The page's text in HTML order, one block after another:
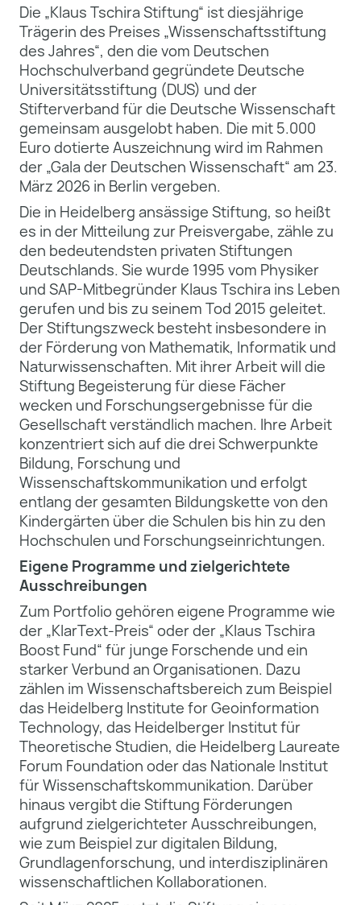
Die „Klaus Tschira Stiftung“ ist diesjährige
Trägerin des Preises „Wissenschaftsstiftung
des Jahres“, den die vom Deutschen
Hochschulverband gegründete Deutsche
Universitätsstiftung (DUS) und der
Stifterverband für die Deutsche Wissenschaft
gemeinsam ausgelobt haben. Die mit 5.000
Euro dotierte Auszeichnung wird im Rahmen
der „Gala der Deutschen Wissenschaft“ am 23.
März 2026 in Berlin vergeben.
Die in Heidelberg ansässige Stiftung, so heißt
es in der Mitteilung zur Preisvergabe, zähle zu
den bedeutendsten privaten Stiftungen
Deutschlands. Sie wurde 1995 vom Physiker
und SAP-Mitbegründer Klaus Tschira ins Leben
gerufen und bis zu seinem Tod 2015 geleitet.
Der Stiftungszweck besteht insbesondere in
der Förderung von Mathematik, Informatik und
Naturwissenschaften. Mit ihrer Arbeit will die
Stiftung Begeisterung für diese Fächer
wecken und Forschungsergebnisse für die
Gesellschaft verständlich machen. Ihre Arbeit
konzentriert sich auf die drei Schwerpunkte
Bildung, Forschung und
Wissenschaftskommunikation und erfolgt
entlang der gesamten Bildungskette von den
Kindergärten über die Schulen bis hin zu den
Hochschulen und Forschungseinrichtungen.
Eigene Programme und zielgerichtete
Ausschreibungen
Zum Portfolio gehören eigene Programme wie
der „KlarText-Preis“ oder der „Klaus Tschira
Boost Fund“ für junge Forschende und ein
starker Verbund an Organisationen. Dazu
zählen im Wissenschaftsbereich zum Beispiel
das Heidelberg Institute for Geoinformation
Technology, das Heidelberger Institut für
Theoretische Studien, die Heidelberg Laureate
Forum Foundation oder das Nationale Institut
für Wissenschaftskommunikation. Darüber
hinaus vergibt die Stiftung Förderungen
aufgrund zielgerichteter Ausschreibungen,
wie zum Beispiel zur digitalen Bildung,
Grundlagenforschung, und interdisziplinären
wissenschaftlichen Kollaborationen.